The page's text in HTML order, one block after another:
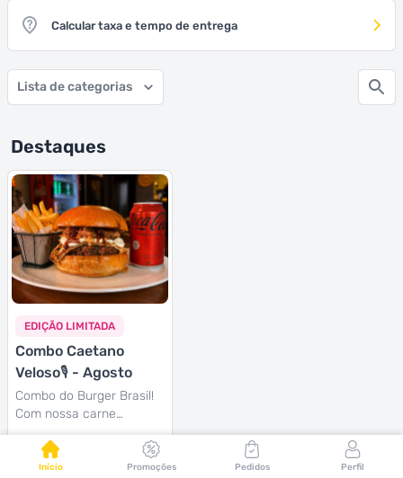
Calcular taxa e tempo de entrega
Lista de categorias
Destaques
EDIÇÃO LIMITADA
Combo Caetano
Veloso🎙️ - Agosto
Combo do Burger Brasil!
Com nossa carne
carne seca, banana da
terra chapeada e um
A partir de R$ 56,00
Início Promoções Pedidos Perfil